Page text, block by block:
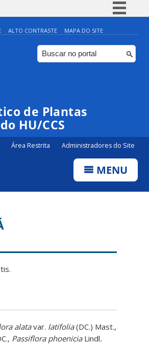
Simplifique!
Comunica BR
Participe
Canais
ALTO CONTRASTE MAPA DO SITE
de Plantas
HU/CCS
Área Restrita Administradores do Site
MENU
alatavar. latifolia(DC.) Mast.,
Passiflora phoeniciaLindl.